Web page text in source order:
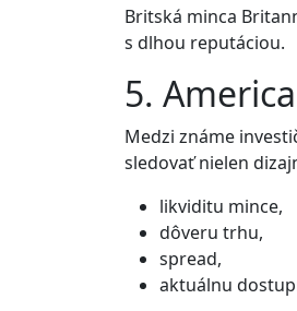
Britská minca
s dlhou reputáciou.
5.
Medzi známe
sledovať nielen
likviditu mince,
dôveru trhu,
spread,
aktuálnu